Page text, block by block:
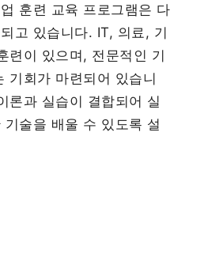
훈련 교육 프로그램은 다
고 있습니다. IT, 의료, 기
련이 있으며, 전문적인 기
기회가 마련되어 있습니
론과 실습이 결합되어 실
술을 배울 수 있도록 설